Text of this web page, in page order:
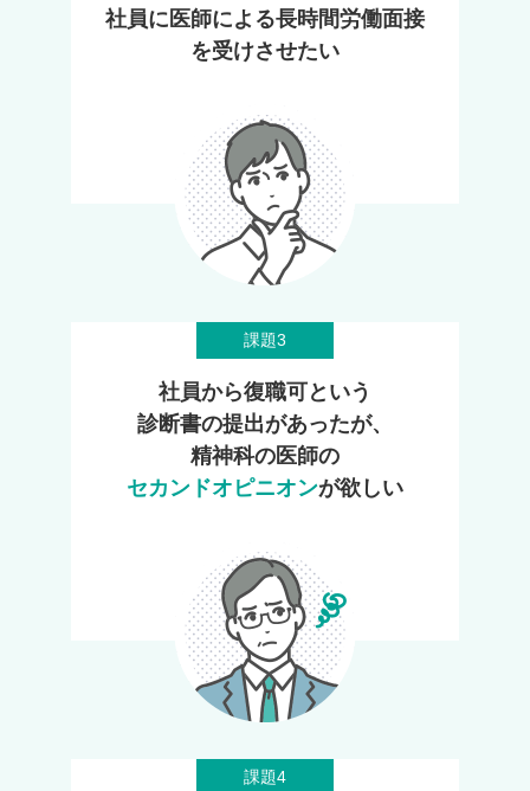
社員に医師による長時間労働面接
を受けさせたい
課題3
社員から復職可という
診断書の提出があったが、
精神科の医師の
セカンドオピニオンが欲しい
課題4